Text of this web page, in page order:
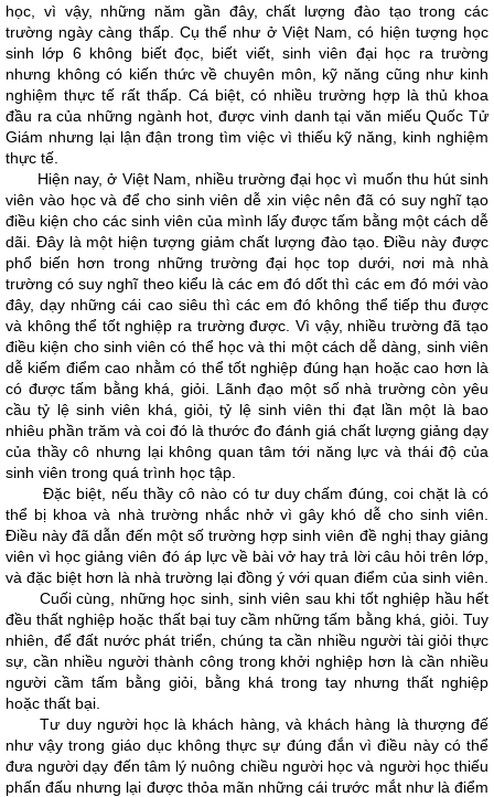
học, vì vậy, những năm gần đây, chất lượng đào tạo trong các
trường ngày càng thấp. Cụ thể như ở Việt Nam, có hiện tượng học
sinh lớp 6 không biết đọc, biết viết, sinh viên đại học ra trường
nhưng không có kiến thức về chuyên môn, kỹ năng cũng như kinh
nghiệm thực tế rất thấp. Cá biệt, có nhiều trường hợp là thủ khoa
đầu ra của những ngành hot, được vinh danh tại văn miếu Quốc Tử
Giám nhưng lại lận đận trong tìm việc vì thiếu kỹ năng, kinh nghiệm
thực tế.
Hiện nay, ở Việt Nam, nhiều trường đại học vì muốn thu hút sinh
viên vào học và để cho sinh viên dễ xin việc nên đã có suy nghĩ tạo
điều kiện cho các sinh viên của mình lấy được tấm bằng một cách dễ
dãi. Đây là một hiện tượng giảm chất lượng đào tạo. Điều này được
phổ biến hơn trong những trường đại học top dưới, nơi mà nhà
trường có suy nghĩ theo kiểu là các em đó dốt thì các em đó mới vào
đây, dạy những cái cao siêu thì các em đó không thể tiếp thu được
và không thể tốt nghiệp ra trường được. Vì vậy, nhiều trường đã tạo
điều kiện cho sinh viên có thể học và thi một cách dễ dàng, sinh viên
dễ kiếm điểm cao nhằm có thể tốt nghiệp đúng hạn hoặc cao hơn là
có được tấm bằng khá, giỏi. Lãnh đạo một số nhà trường còn yêu
cầu tỷ lệ sinh viên khá, giỏi, tỷ lệ sinh viên thi đạt lần một là bao
nhiêu phần trăm và coi đó là thước đo đánh giá chất lượng giảng dạy
của thầy cô nhưng lại không quan tâm tới năng lực và thái độ của
sinh viên trong quá trình học tập.
Đặc biệt, nếu thầy cô nào có tư duy chấm đúng, coi chặt là có
thể bị khoa và nhà trường nhắc nhở vì gây khó dễ cho sinh viên.
Điều này đã dẫn đến một số trường hợp sinh viên đề nghị thay giảng
viên vì học giảng viên đó áp lực về bài vở hay trả lời câu hỏi trên lớp,
và đặc biệt hơn là nhà trường lại đồng ý với quan điểm của sinh viên.
Cuối cùng, những học sinh, sinh viên sau khi tốt nghiệp hầu hết
đều thất nghiệp hoặc thất bại tuy cầm những tấm bằng khá, giỏi. Tuy
nhiên, để đất nước phát triển, chúng ta cần nhiều người tài giỏi thực
sự, cần nhiều người thành công trong khởi nghiệp hơn là cần nhiều
người cầm tấm bằng giỏi, bằng khá trong tay nhưng thất nghiệp
hoặc thất bại.
Tư duy người học là khách hàng, và khách hàng là thượng đế
như vậy trong giáo dục không thực sự đúng đắn vì điều này có thể
đưa người dạy đến tâm lý nuông chiều người học và người học thiếu
phấn đấu nhưng lại được thỏa mãn những cái trước mắt như là điểm